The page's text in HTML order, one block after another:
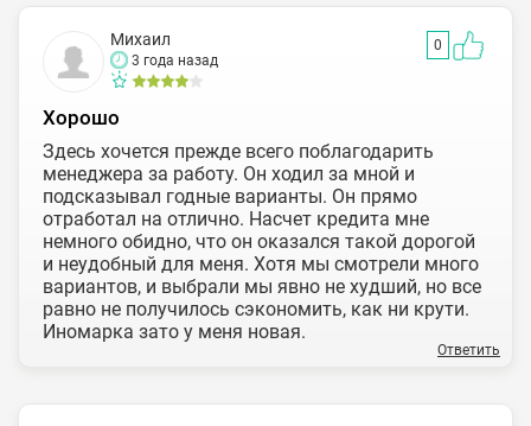
Михаил
3 года назад
0
Хорошо
Здесь хочется прежде всего поблагодарить
менеджера за работу. Он ходил за мной и
подсказывал годные варианты. Он прямо
отработал на отлично. Насчет кредита мне
немного обидно, что он оказался такой дорогой
и неудобный для меня. Хотя мы смотрели много
вариантов, и выбрали мы явно не худший, но все
равно не получилось сэкономить, как ни крути.
Иномарка зато у меня новая.
Ответить